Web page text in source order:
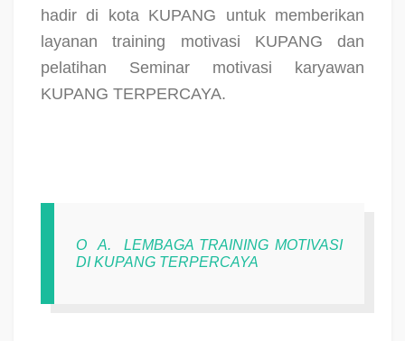
hadir di kota KUPANG untuk memberikan
layanan training motivasi KUPANG dan
pelatihan Seminar motivasi karyawan
KUPANG TERPERCAYA.
O A.
LEMBAGA TRAINING MOTIVASI
DI KUPANG TERPERCAYA